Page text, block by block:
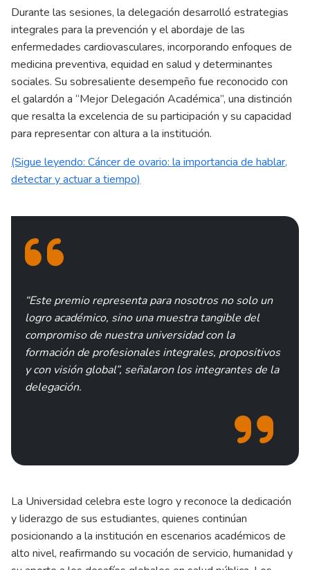
Durante las sesiones, la delegación desarrolló estrategias
integrales para la prevención y el abordaje de las
enfermedades cardiovasculares, incorporando enfoques de
medicina preventiva, equidad en salud y determinantes
sociales. Su sobresaliente desempeño fue reconocido con
el galardón a “Mejor Delegación Académica”, una distinción
que resalta la excelencia de su participación y su capacidad
para representar con altura a la institución.
(Sigue leyendo: Cáncer de ovario: la importancia de hablar,
detectar y actuar a tiempo)
“Este premio representa para nosotros no solo un
logro académico, sino una muestra tangible del
compromiso de nuestra universidad con la
formación de profesionales integrales, propositivos
y con visión global”, señalaron los integrantes de la
delegación.
La Universidad celebra este logro y reconoce la dedicación
y liderazgo de sus estudiantes, quienes continúan
posicionando a la institución en escenarios académicos de
alto nivel, reafirmando su vocación de servicio, humanidad y